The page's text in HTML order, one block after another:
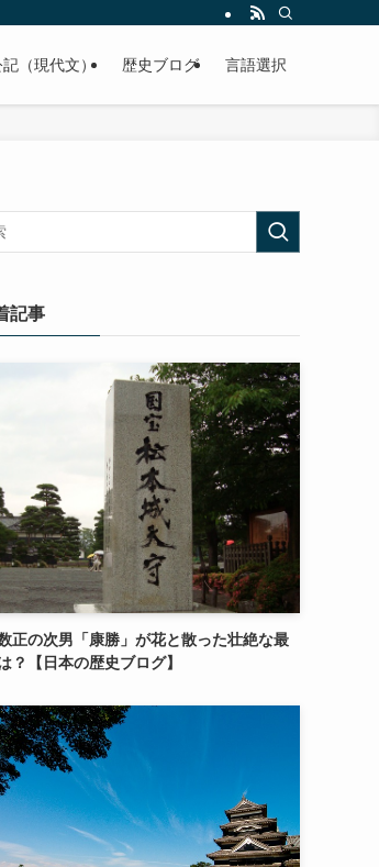
（現代文） 歴史ブログ 言語選択
記事
正の次男「康勝」が花と散った壮絶な最
？【日本の歴史ブログ】